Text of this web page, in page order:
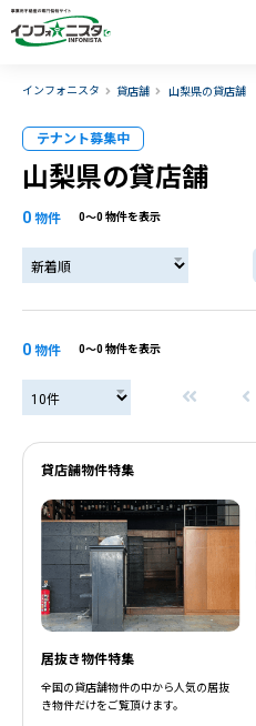
インフォニスタ 貸店舗 山梨県の貸店舗
テナント募集中
山梨県の貸店舗
0 物件 0〜0 物件を表示
0 物件 0〜0 物件を表示
貸店舗物件特集
居抜き物件特集
全国の貸店舗物件の中から人気の居抜
き物件だけをご覧頂けます。